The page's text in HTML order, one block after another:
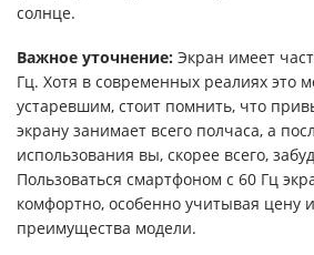
солнце.
Важное уточнение: Экран имеет
Гц. Хотя в современных реалиях это
устаревшим, стоит помнить, что
экрану занимает всего полчаса, а
использования вы, скорее всего,
Пользоваться смартфоном с 60 Гц
комфортно, особенно учитывая цену
преимущества модели.